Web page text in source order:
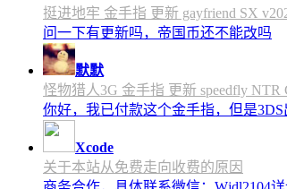
挺进地牢 金手指 更新 gayfriend SX
问一下有更新吗，帝国币还不能改吗
默默
怪物猎人3G 金手指 更新 speedfly NTR
你好，我已付款这个金手指，但是
Xcode
关于本站从免费走向收费的原因